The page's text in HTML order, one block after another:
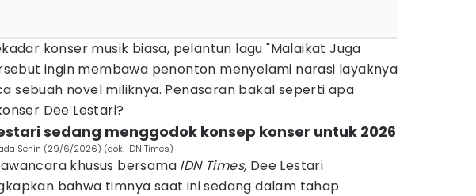
konser musik biasa, pelantun lagu "Malaikat Juga
ingin membawa penonton menyelami narasi layaknya
sebuah novel miliknya. Penasaran bakal seperti apa
Dee Lestari?
sedang menggodok konsep konser untuk 2026
Senin (29/6/2026) (dok. IDN Times)
khusus bersama IDN Times, Dee Lestari
bahwa timnya saat ini sedang dalam tahap